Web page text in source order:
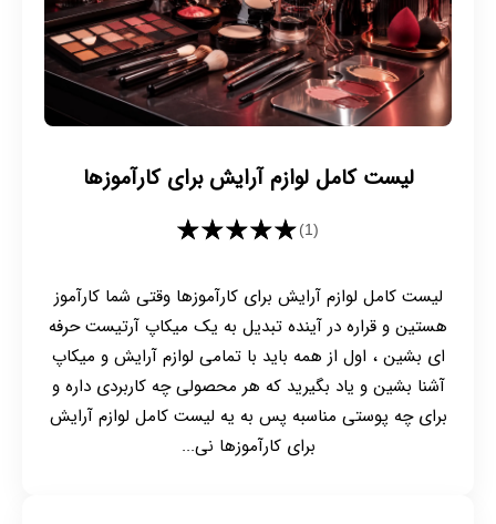
لیست کامل لوازم آرایش برای کارآموزها
★★★★★(1)
لیست کامل لوازم آرایش برای کارآموزها وقتی شما کارآموز
هستین و قراره در آینده تبدیل به یک میکاپ آرتیست حرفه
ای بشین ، اول از همه باید با تمامی لوازم آرایش و میکاپ
آشنا بشین و یاد بگیرید که هر محصولی چه کاربردی داره و
برای چه پوستی مناسبه پس به یه لیست کامل لوازم آرایش
برای کارآموزها نی...